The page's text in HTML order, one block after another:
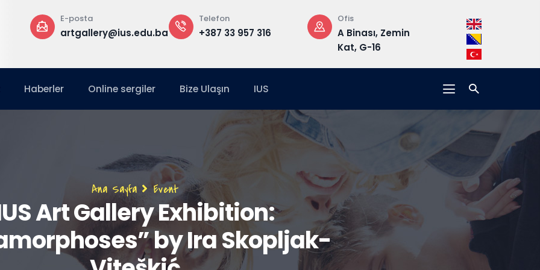
E-posta
artgallery@ius.edu.ba
Telefon
+387 33 957 316
Ofis
A Binası, Zemin
Kat, G-16
Çalışma
Pzt-Cm:
17.00
Haberler Online sergiler Bize Ulaşın IUS
Sayfa
yolu
Ana Sayfa Event
Art Gallery Exhibition:
by Ira Skopljak-